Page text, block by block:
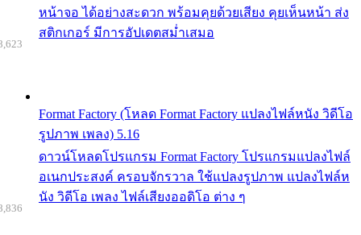
หน้าจอ ได้อย่างสะดวก พร้อมคุยด้วยเสียง คุยเห็นหน้า ส่ง
สติกเกอร์ มีการอัปเดตสม่ำเสมอ
Format Factory (โหลด Format Factory แปลงไฟล์หนัง วิดีโอ
รูปภาพ เพลง) 5.16
ดาวน์โหลดโปรแกรม Format Factory โปรแกรมแปลงไฟล์
อเนกประสงค์ ครอบจักรวาล ใช้แปลงรูปภาพ แปลงไฟล์ห
นัง วิดีโอ เพลง ไฟล์เสียงออดิโอ ต่าง ๆ